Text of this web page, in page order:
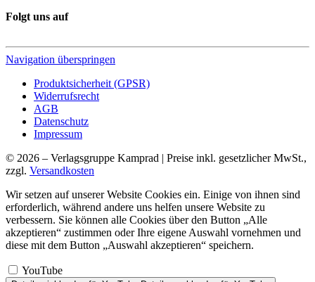
Folgt uns auf
Navigation überspringen
Produktsicherheit (GPSR)
Widerrufsrecht
AGB
Datenschutz
Impressum
© 2026 – Verlagsgruppe Kamprad | Preise inkl. gesetzlicher MwSt.,
zzgl. Versandkosten
Wir setzen auf unserer Website Cookies ein. Einige von ihnen sind
erforderlich, während andere uns helfen unsere Website zu
verbessern. Sie können alle Cookies über den Button „Alle
akzeptieren“ zustimmen oder Ihre eigene Auswahl vornehmen und
diese mit dem Button „Auswahl akzeptieren“ speichern.
YouTube